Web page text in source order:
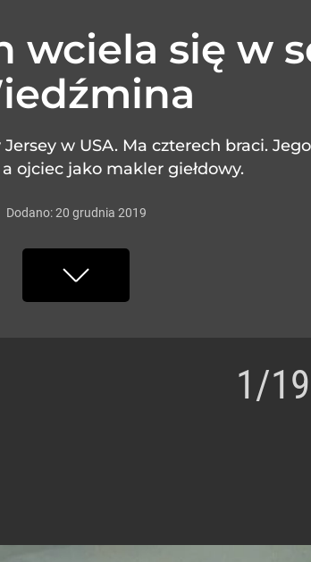
wciela się w
w USA. Ma czterech braci.
ojciec jako makler giełdowy.
Dodano:20 grudnia 2019